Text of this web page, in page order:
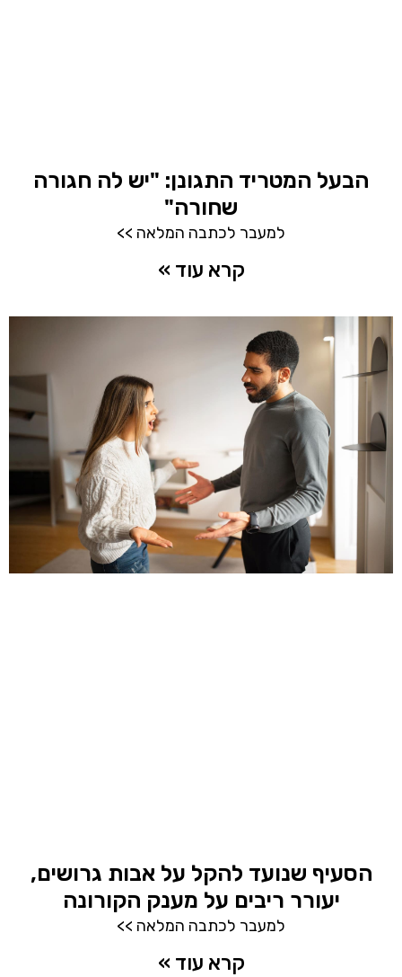
הבעל המטריד התגונן: "יש לה חגורה
שחורה"
למעבר לכתבה המלאה >>
קרא עוד »
הסעיף שנועד להקל על אבות גרושים,
יעורר ריבים על מענק הקורונה
למעבר לכתבה המלאה >>
קרא עוד »